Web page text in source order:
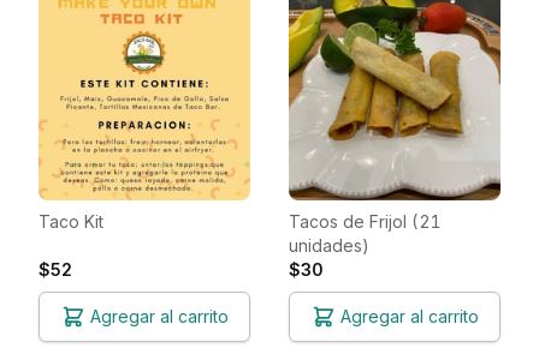
Taco Kit
$52
Agregar al carrito
Tacos de Frijol (21
unidades)
$30
Agregar al carrito